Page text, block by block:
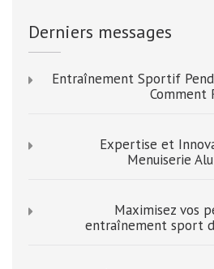
Derniers messages
Entraînement Sportif
Comment
Expertise et
Menuiserie
Maximisez vos
entraînement sport